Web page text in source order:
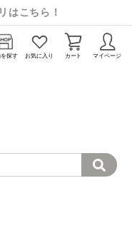
はこちら！
を探す お気に入り カート マイページ